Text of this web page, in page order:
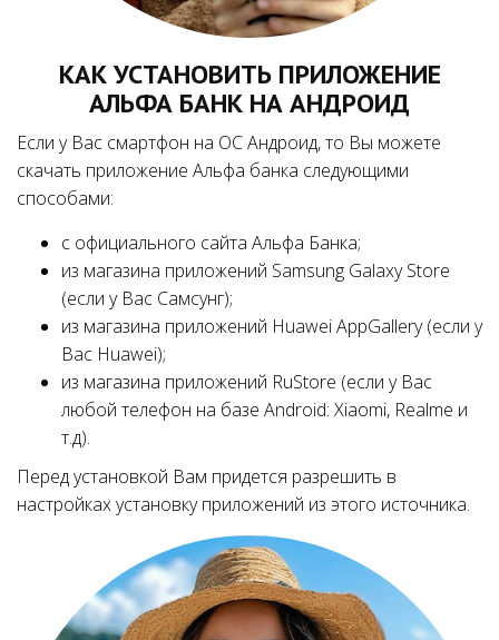
КАК УСТАНОВИТЬ ПРИЛОЖЕНИЕ
АЛЬФА БАНК НА АНДРОИД
Если у Вас смартфон на ОС Андроид, то Вы можете
скачать приложение Альфа банка следующими
способами:
с официального сайта Альфа Банка;
из магазина приложений Samsung Galaxy Store
(если у Вас Самсунг);
из магазина приложений Huawei AppGallery (если у
Вас Huawei);
из магазина приложений RuStore (если у Вас
любой телефон на базе Android: Xiaomi, Realme и
т.д).
Перед установкой Вам придется разрешить в
настройках установку приложений из этого источника.